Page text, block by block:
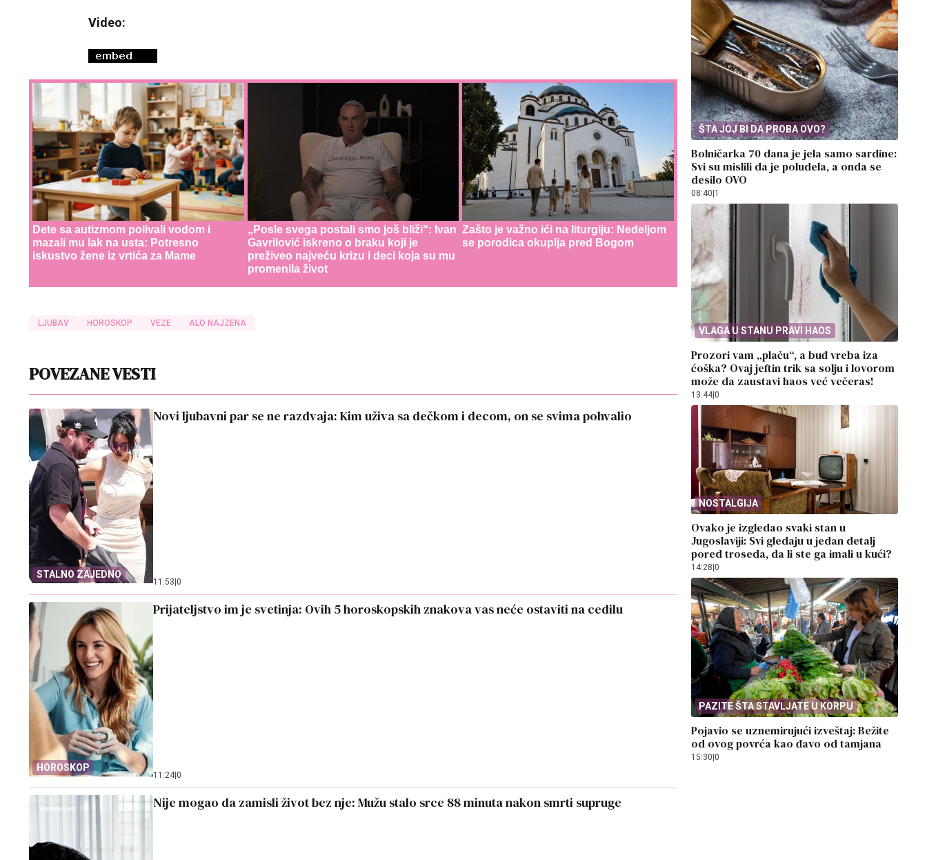
Video:
Dete sa autizmom polivali vodom i
mazali mu lak na usta: Potresno
iskustvo žene iz vrtića za Mame
„Posle svega postali smo još bliži“: Ivan
Gavrilović iskreno o braku koji je
preživeo najveću krizu i deci koja su mu
promenila život
Zašto je važno ići na liturgiju: Nedeljom
se porodica okuplja pred Bogom
LJUBAV HOROSKOP VEZE ALO NAJZENA
POVEZANE VESTI
STALNO ZAJEDNO
Novi ljubavni par se ne razdvaja: Kim uživa sa dečkom i decom, on se svima pohvalio
11:53|0
HOROSKOP
Prijateljstvo im je svetinja: Ovih 5 horoskopskih znakova vas neće ostaviti na cedilu
11:24|0
Nije mogao da zamisli život bez nje: Mužu stalo srce 88 minuta nakon smrti supruge
ŠTA JOJ BI DA PROBA OVO?
Bolničarka 70 dana je jela samo sardine:
Svi su mislili da je poludela, a onda se
desilo OVO
08:40 1
VLAGA U STANU PRAVI HAOS
Prozori vam „plaču“, a buđ vreba iza
ćoška? Ovaj jeftin trik sa solju i lovorom
može da zaustavi haos već večeras!
13:44 0
NOSTALGIJA
Ovako je izgledao svaki stan u
Jugoslaviji: Svi gledaju u jedan detalj
pored troseda, da li ste ga imali u kući?
14:28 0
PAZITE ŠTA STAVLJATE U KORPU
Pojavio se uznemirujući izveštaj: Bežite
od ovog povrća kao đavo od tamjana
15:30|0